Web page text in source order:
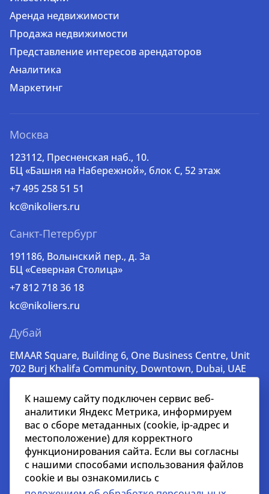
Аренда недвижимости
Продажа недвижимости
Представление интересов арендаторов
Аналитика
Маркетинг
Москва
123112, Пресненская наб., 10.
БЦ «Башня на Набережной», блок С, 52 этаж
+7 495 258 51 51
kc@nikoliers.ru
Санкт-Петербург
191186, Волынский пер., д. 3a
БЦ «Северная Столица»
+7 812 718 36 18
kc@nikoliers.ru
Дубай
EMAAR Square, Building 6, One Business Centre, Unit
702 Burj Khalifa Community, Downtown, Dubai, UAE
lead@nikoliers-global.com
© nikoliers.ru 1994 - 2026
Все права защищены
Информация, представленная на странице, носит
К нашему сайту подключен сервис веб-
аналитики Яндекс Метрика, информируем
вас о сборе метаданных (cookie, ip-адрес и
местоположение) для корректного
функционирования сайта. Если вы согласны
с нашими способами использования файлов
cookie и вы ознакомились с